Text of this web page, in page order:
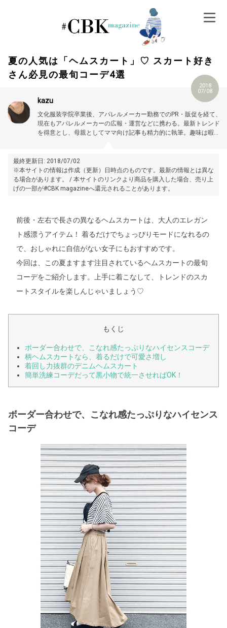
夏の人気は「ヘムスカート」♡ スカート好き
さん必見の最旬コーデ4選
2018
07/08
kazu
文化服装学院卒業後、アパレルメーカー勤務でのPR・販促を経て、
現在もアパレルメーカーの広報・運営などに携わる。最新トレンド
を得意とし、母親としてママ向け記事も精力的に執筆。趣味は暇さ
https://magazine.cubki.jp/articles/70524562.html
最終更新日: 2018/07/02
※本サイトの情報は作成（更新）日時点のものです。最新の情報とは異な
る場合があります。 / 本サイトのリンクより商品を購入した場合、売り上
げの一部が#CBK magazineへ還元されることがあります。
前後・左右で長さの異なるヘムスカートは、大人のエレガン
ト感漂うアイテム！ 着るだけでちょっぴりモードになれるの
で、おしゃれに自信がない女子にもおすすめです。
今回は、この夏ますます注目されているヘムスカートの最旬
コーデをご紹介します。上手に着こなして、トレンドのスカ
ートスタイルを楽しんじゃいましょう♡
もくじ
ボーダー合わせで、こなれ感たっぷりなハイセンスコーデ
柄ヘムスカートなら、着るだけで可愛さ増し
着回し力抜群のデニムヘムスカート
簡単洗練コーデだって黒小物で統一させればOK！
ボーダー合わせで、こなれ感たっぷりなハイセンス
コーデ